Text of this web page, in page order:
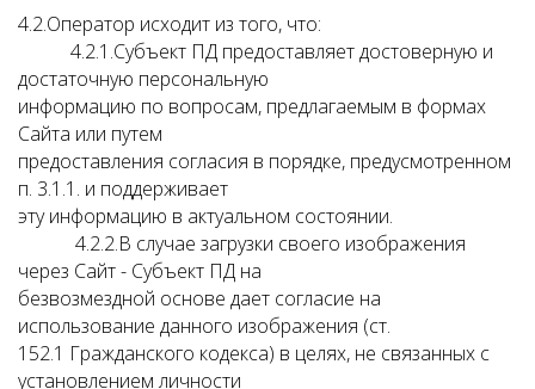
4.2.Оператор исходит из того, что:
4.2.1.Субъект ПД предоставляет достоверную и
достаточную персональную
информацию по вопросам, предлагаемым в формах
Сайта или путем
предоставления согласия в порядке, предусмотренном
п. 3.1.1. и поддерживает
эту информацию в актуальном состоянии.
4.2.2.В случае загрузки своего изображения
через Сайт - Субъект ПД на
безвозмездной основе дает согласие на
использование данного изображения (ст.
152.1 Гражданского кодекса) в целях, не связанных с
установлением личности